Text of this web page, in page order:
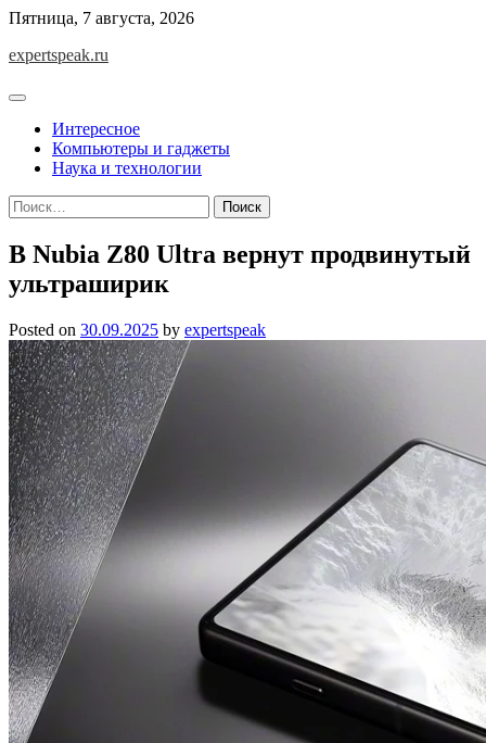
Skip
content
Пятница, 7 августа, 2026
expertspeak.ru
Интересное
Компьютеры и гаджеты
Наука и технологии
Найти:
В Nubia Z80 Ultra вернут продвинутый
ультраширик
Posted on 30.09.2025 by expertspeak